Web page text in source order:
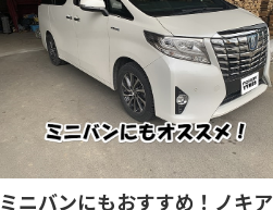
ミニバンにもおすすめ！ノキア